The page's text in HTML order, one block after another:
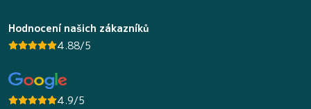
Hodnocení našich zákazníků
4.88/5
4.9/5